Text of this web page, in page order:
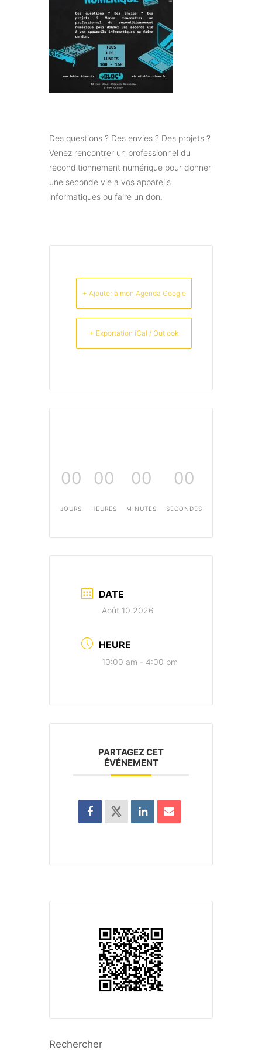
Des questions ? Des envies ? Des projets ?
Venez rencontrer un professionnel du
reconditionnement numérique pour donner
une seconde vie à vos appareils
informatiques ou faire un don.
+ Ajouter à mon Agenda Google
+ Exportation iCal / Outlook
00
JOURS
00
HEURES
00
MINUTES
00
SECONDES
DATE
Août 10 2026
HEURE
10:00 am - 4:00 pm
PARTAGEZ CET
ÉVÉNEMENT
Rechercher